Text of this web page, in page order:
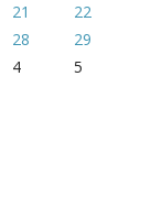
21
22
28
29
4 5